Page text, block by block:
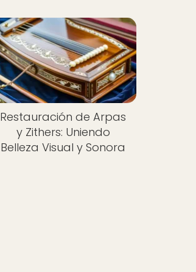
Restauración de Arpas
y Zithers: Uniendo
Belleza Visual y Sonora